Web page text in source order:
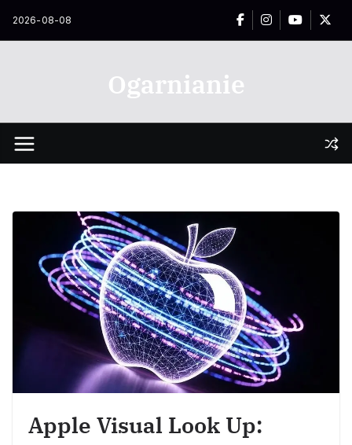
2026-08-08
Ogarnianie
Apple Visual Look Up: